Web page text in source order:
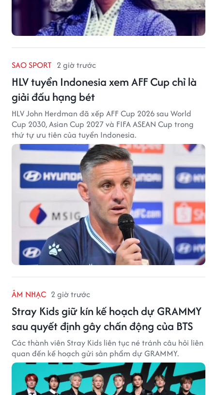
SAO SPORT 2 giờ trước
HLV tuyển Indonesia xem AFF Cup chỉ là
giải đấu hạng bét
HLV John Herdman đã xếp AFF Cup 2026 sau World
Cup 2030, Asian Cup 2027 và FIFA ASEAN Cup trong
thứ tự ưu tiên của tuyển Indonesia.
ÂM NHẠC 2 giờ trước
Stray Kids giữ kín kế hoạch dự GRAMMY
sau quyết định gây chấn động của BTS
Các thành viên Stray Kids liên tục né tránh câu hỏi liên
quan đến kế hoạch gửi sản phẩm dự GRAMMY.